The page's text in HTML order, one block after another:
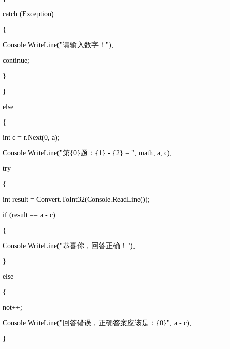
catch (Exception)
{
Console.WriteLine("请输入数字！");
continue;
}
}
else
{
int c = r.Next(0, a);
Console.WriteLine("第{0}题：{1} - {2} = ", math, a, c);
try
{
int result = Convert.ToInt32(Console.ReadLine());
if (result == a - c)
{
Console.WriteLine("恭喜你，回答正确！");
}
else
{
not++;
Console.WriteLine("回答错误，正确答案应该是：{0}", a - c);
}